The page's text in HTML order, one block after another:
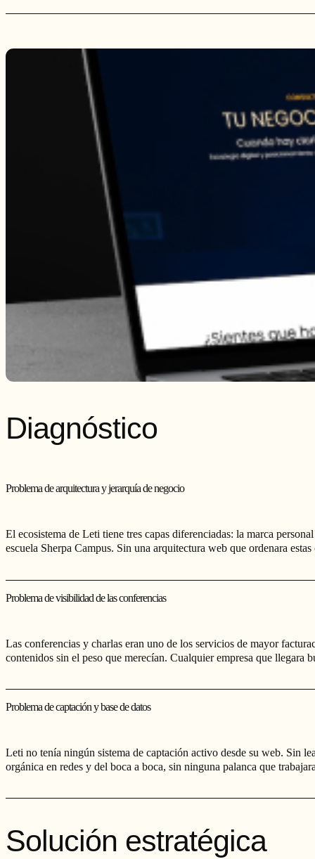
Diagnóstico
Problema de arquitectura y jerarquía de negocio
El ecosistema de Leti tiene tres capas diferenciadas: la marca
escuela Sherpa Campus. Sin una arquitectura web que ordenara
Problema de visibilidad de las conferencias
Las conferencias y charlas eran uno de los servicios de mayor
contenidos sin el peso que merecían. Cualquier empresa que llegara
Problema de captación y base de datos
Leti no tenía ningún sistema de captación activo desde su web. Sin
orgánica en redes y del boca a boca, sin ninguna palanca que
Solución estratégica